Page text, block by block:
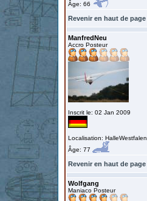
Âge: 66
Revenir en haut de page
ManfredNeu
Accro Posteur
Inscrit le: 02 Jan 2009
Localisation: HalleWestfalen
Âge: 77
Revenir en haut de page
Wolfgang
Maniaco Posteur